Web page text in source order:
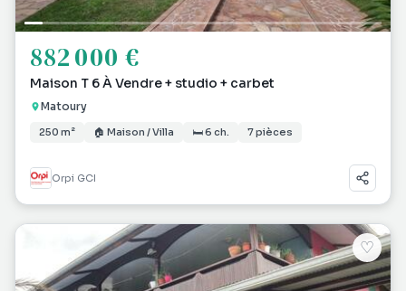
882 000 €
Maison T 6 À Vendre + studio + carbet
Matoury
250 m² 🏠 Maison / Villa 🛏 6 ch. 7 pièces
Orpi GCI
♡